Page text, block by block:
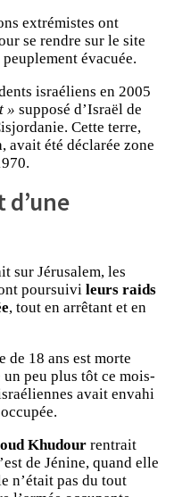
extrémistes ont
se rendre sur le site
évacuée.
israéliens en 2005
» supposé d’Israël de
Cette terre,
avait été déclarée zone
sur Jérusalem, les
poursuivi leurs raids
, tout en arrêtant et en
de 18 ans est morte
un peu plus tôt ce mois-
avait envahi
Khudour rentrait
de Jénine, quand elle
n’était pas du tout